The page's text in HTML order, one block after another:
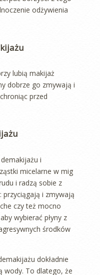
odżywienia
lubią makijaż
dobrze go zmywają i
przed
i
micelarne w mig
i radzą sobie z
i zmywają
czy też mocno
wybierać płyny z
środków
dokładnie
wody. To dlatego, że